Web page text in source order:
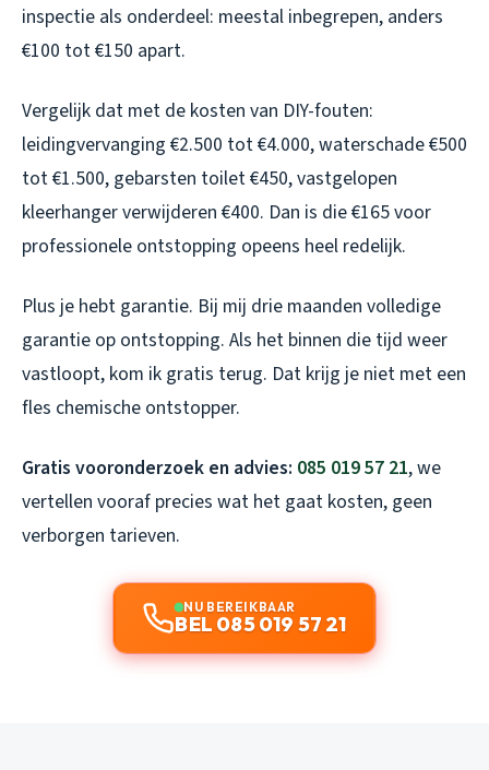
inspectie als onderdeel: meestal inbegrepen, anders
€100 tot €150 apart.
Vergelijk dat met de kosten van DIY-fouten:
leidingvervanging €2.500 tot €4.000, waterschade €500
tot €1.500, gebarsten toilet €450, vastgelopen
kleerhanger verwijderen €400. Dan is die €165 voor
professionele ontstopping opeens heel redelijk.
Plus je hebt garantie. Bij mij drie maanden volledige
garantie op ontstopping. Als het binnen die tijd weer
vastloopt, kom ik gratis terug. Dat krijg je niet met een
fles chemische ontstopper.
Gratis vooronderzoek en advies: 085 019 57 21, we
vertellen vooraf precies wat het gaat kosten, geen
verborgen tarieven.
NU BEREIKBAAR
BEL 085 019 57 21